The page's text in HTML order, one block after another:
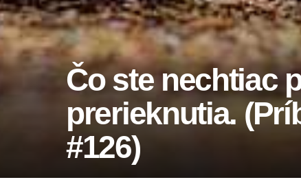
Čo ste nechtiac
prerieknutia.
#126)